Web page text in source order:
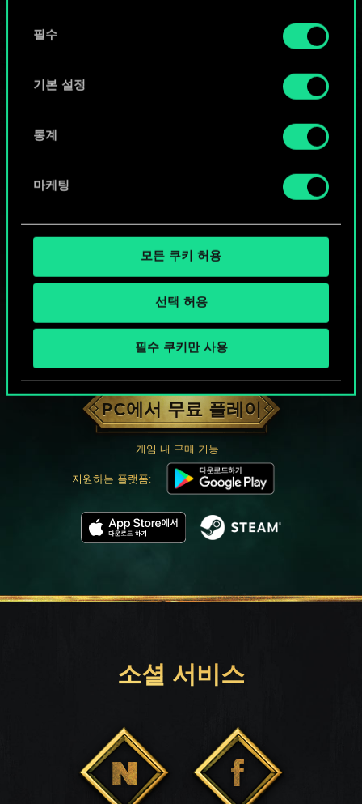
쿠키 사용에 관한 세부 사항이나 관련 설정은 아래의
필수
기본 설정
통계
마케팅
모든 쿠키 허용
선택 허용
필수 쿠키만 사용
궨트 한 판 어떠신가요?
PC에서 무료 플레이
게임 내 구매 기능
지원하는 플랫폼:
소셜 서비스